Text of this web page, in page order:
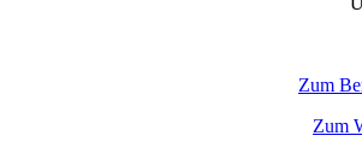
Zum
Zum